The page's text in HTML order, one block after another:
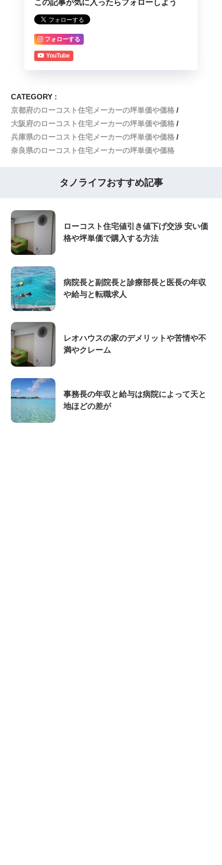
この記事が気に入ったらフォローしよう
フォローする
YouTube
CATEGORY :
京都府のローコスト住宅メーカーの坪単価や価格
大阪府のローコスト住宅メーカーの坪単価や価格
兵庫県のローコスト住宅メーカーの坪単価や価格
奈良県のローコスト住宅メーカーの坪単価や価格
タノライフおすすめ記事
ローコスト住宅値引き値下げ交渉 安い価
格や坪単価で購入する方法
病院長と副院長と診療部長と医長の年収
や給与と転職求人
レオハウスの家のデメリットや苦情や不
満やクレーム
事務長の年収と給与は病院によって天と
地ほどの差が